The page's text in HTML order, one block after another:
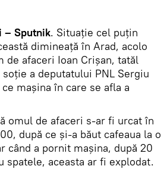
– Sputnik. Situație cel puțin
dimineață în Arad, acolo
de afaceri Ioan Crișan, tatăl
a deputatului PNL Sergiu
mașina în care se afla a
omul de afaceri s-ar fi urcat în
după ce și-a băut cafeaua la o
când a pornit mașina, după 20
spatele, aceasta ar fi explodat.